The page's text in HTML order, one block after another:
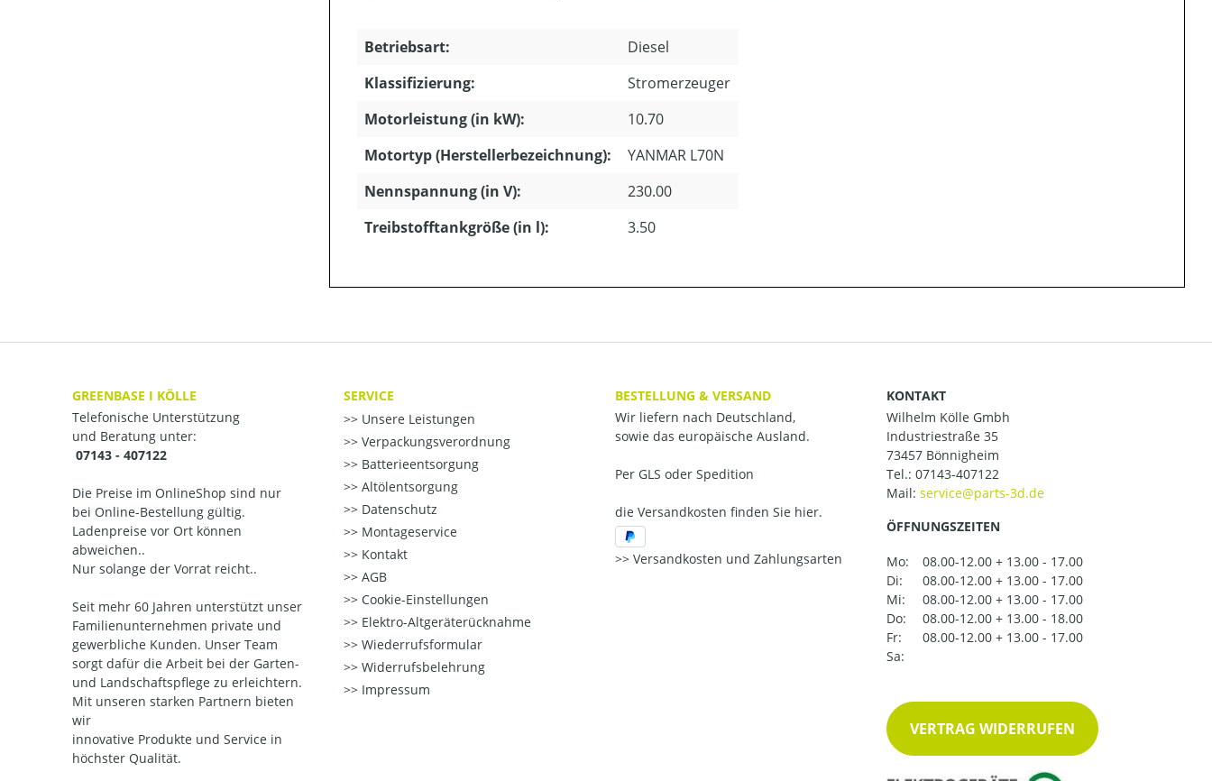
Betriebsart:
Diesel
Klassifizierung:
Stromerzeuger
Motorleistung (in kW):
10.70
Motortyp (Herstellerbezeichnung):
YANMAR L70N
Nennspannung (in V):
230.00
Treibstofftankgröße (in l):
3.50
GREENBASE I KÖLLE
Telefonische Unterstützung
und Beratung unter:
07143 - 407122
Die Preise im OnlineShop sind nur
bei Online-Bestellung gültig.
Ladenpreise vor Ort können
abweichen..
Nur solange der Vorrat reicht..
Seit mehr 60 Jahren unterstützt unser
Familienunternehmen private und
gewerbliche Kunden. Unser Team
sorgt dafür die Arbeit bei der Garten-
und Landschaftspflege zu erleichtern.
Mit unseren starken Partnern bieten
wir
innovative Produkte und Service in
höchster Qualität.
SERVICE
Unsere Leistungen
Verpackungsverordnung
Batterieentsorgung
Altölentsorgung
Datenschutz
Montageservice
Kontakt
AGB
Cookie-Einstellungen
Elektro-Altgeräterücknahme
Wiederrufsformular
Widerrufsbelehrung
Impressum
BESTELLUNG & VERSAND
Wir liefern nach Deutschland,
sowie das europäische Ausland.
Per GLS oder Spedition
die Versandkosten finden Sie hier.
Versandkosten und Zahlungsarten
KONTAKT
Wilhelm Kölle Gmbh
Industriestraße 35
73457 Bönnigheim
Tel.: 07143-407122
Mail:
ÖFFNUNGSZEITEN
Mo:
08.00-12.00 + 13.00 - 17.00
Di:
08.00-12.00 + 13.00 - 17.00
Mi:
08.00-12.00 + 13.00 - 17.00
Do:
08.00-12.00 + 13.00 - 18.00
Fr:
08.00-12.00 + 13.00 - 17.00
Sa:
VERTRAG WIDERRUFEN